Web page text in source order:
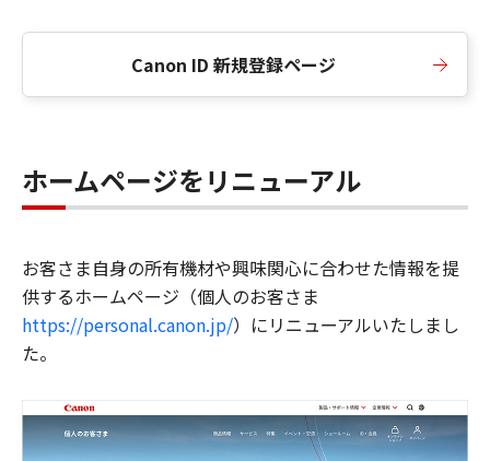
Canon ID 新規登録ページ
ホームページをリニューアル
お客さま自身の所有機材や興味関心に合わせた情報を提
供するホームページ（個人のお客さま
https://personal.canon.jp/）にリニューアルいたしまし
た。